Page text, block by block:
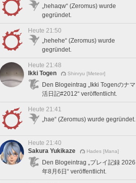
„hehaqw“ (Zeromus) wurde
gegründet.
Heute 21:50
„hehehe“ (Zeromus) wurde
gegründet.
Heute 21:48
Ikki Togen
Shinryu [Meteor]
Den Blogeintrag „Ikki Togenのナマ
活日記#2012“ veröffentlicht.
Heute 21:41
„hae“ (Zeromus) wurde gegründet.
Heute 21:40
Sakura Yukikaze
Hades [Mana]
Den Blogeintrag „プレイ記録 2026
年8月6日“ veröffentlicht.